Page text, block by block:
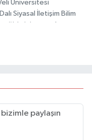
Üniversitesi
Siyasal İletişim Bilim
tamamlamıştır.
haber sitesinde